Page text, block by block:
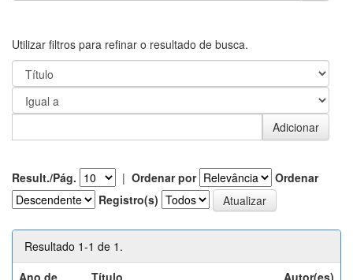
Utilizar filtros para refinar o resultado de busca.
Result./Pág. | Ordenar por
Ordenar
Registro(s)
Resultado 1-1 de 1.
Ano de
Título Autor(es)